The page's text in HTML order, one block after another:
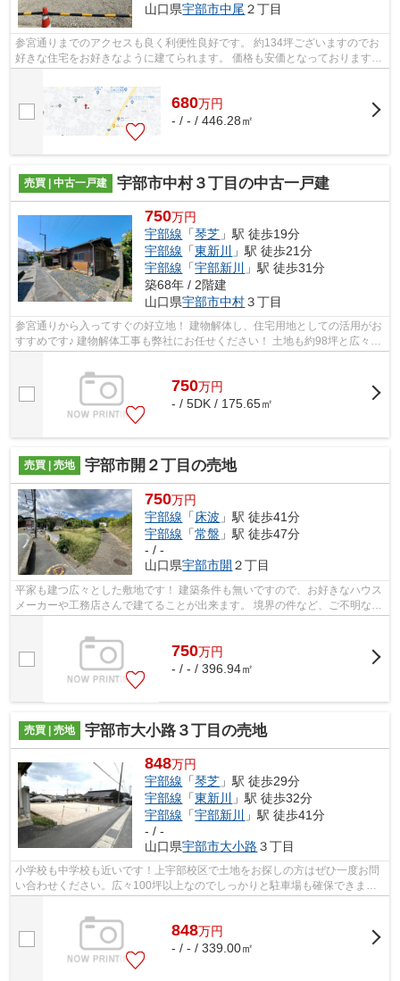
山口県宇部市中尾 ２丁目
参宮通りまでのアクセスも良く利便性良好です。 約134坪ございますのでお
好きな住宅をお好きなように建てられます。 価格も安価となっております。
周りを気にせず生活されたい方や、...
680万円
- / - / 446.28㎡
売買 | 中古一戸建 宇部市中村３丁目の中古一戸建
750万円
宇部線 「琴芝 」駅 徒歩19分
宇部線 「東新川 」駅 徒歩21分
宇部線 「宇部新川 」駅 徒歩31分
築68年 / 2階建
山口県宇部市中村３丁目
参宮通りから入ってすぐの好立地！ 建物解体し、住宅用地としての活用がお
すすめです♪ 建物解体工事も弊社にお任せください！ 土地も約98坪と広々で
す。 ご不明な点等はお気軽にお問い...
750万円
- / 5DK / 175.65㎡
売買 | 売地 宇部市開２丁目の売地
750万円
宇部線 「床波 」駅 徒歩41分
宇部線 「常盤 」駅 徒歩47分
- / -
山口県宇部市開 ２丁目
平家も建つ広々とした敷地です！ 建築条件も無いですので、お好きなハウス
メーカーや工務店さんで建てることが出来ます。 境界の件など、ご不明な点
750万円
- / - / 396.94㎡
売買 | 売地 宇部市大小路３丁目の売地
848万円
宇部線 「琴芝 」駅 徒歩29分
宇部線 「東新川
」駅 徒歩32分
宇部線 「宇部新川
」駅 徒歩41分
- / -
山口県宇部市大小路 ３丁目
小学校も中学校も近いです！上宇部校区で土地をお探しの方はぜひ一度お問
い合わせください。広々100坪以上なのでしっかりと駐車場も確保できま
848万円
- / - / 339.00㎡